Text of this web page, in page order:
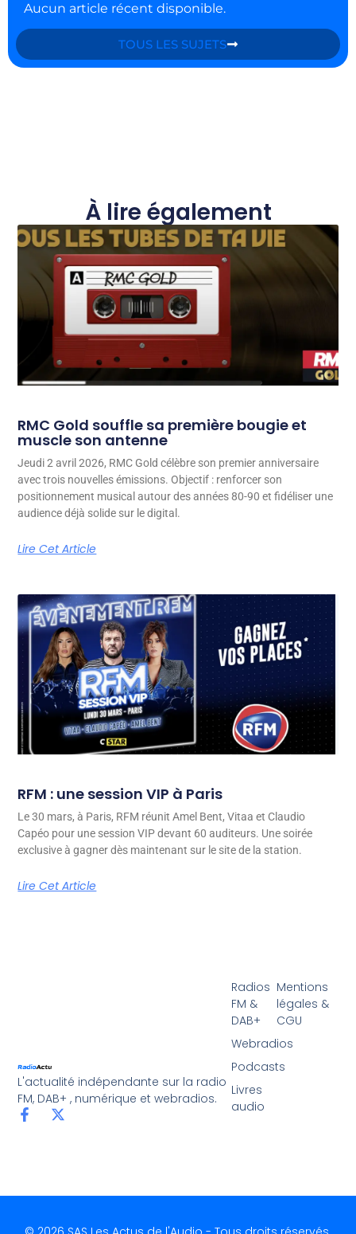
Aucun article récent disponible.
TOUS LES SUJETS
À lire également
RMC Gold souffle sa première bougie et
muscle son antenne
Jeudi 2 avril 2026, RMC Gold célèbre son premier anniversaire
avec trois nouvelles émissions. Objectif : renforcer son
positionnement musical autour des années 80-90 et fidéliser une
audience déjà solide sur le digital.
Lire Cet Article
RFM : une session VIP à Paris
Le 30 mars, à Paris, RFM réunit Amel Bent, Vitaa et Claudio
Capéo pour une session VIP devant 60 auditeurs. Une soirée
exclusive à gagner dès maintenant sur le site de la station.
Lire Cet Article
L'actualité indépendante sur la radio
FM, DAB+ , numérique et webradios.
Radios
FM &
DAB+
Webradios
Podcasts
Livres
audio
Mentions
légales &
CGU